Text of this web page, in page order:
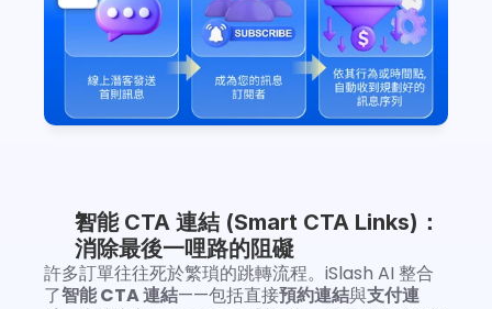
智能 CTA 連結 (Smart CTA Links)：
消除最後一哩路的阻礙
許多訂單往往死於繁瑣的跳轉流程。iSlash AI 整合
了智能 CTA 連結——包括直接預約連結與支付連